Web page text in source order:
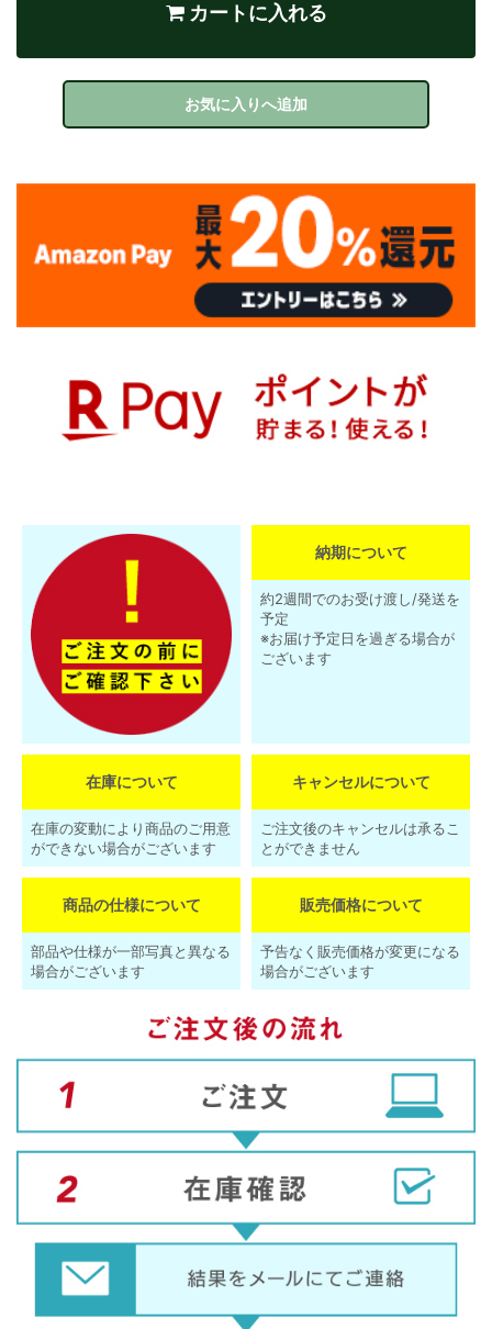
カートに入れる
お気に入りへ追加
納期について
約2週間でのお受け渡し/発送を
予定
※お届け予定日を過ぎる場合が
ございます
在庫について
在庫の変動により商品のご用意
ができない場合がございます
キャンセルについて
ご注文後のキャンセルは承るこ
とができません
商品の仕様について
部品や仕様が一部写真と異なる
場合がございます
販売価格について
予告なく販売価格が変更になる
場合がございます